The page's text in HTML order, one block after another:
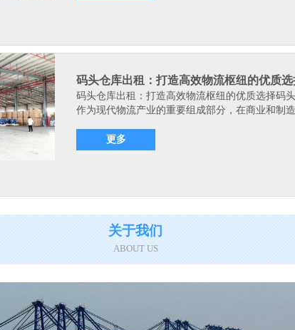
码头仓库出租：打造高效物流枢纽的优质
码头仓库出租：打造高效物流枢纽的优质选择码
作为现代物流产业的重要组成部分，在商业和制
更多
关于我们
ABOUT US